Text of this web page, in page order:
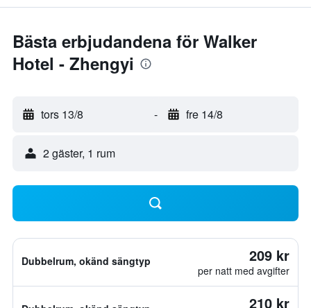
Bästa erbjudandena för Walker
Hotel - Zhengyi
tors 13/8 - fre 14/8
2 gäster, 1 rum
Dubbelrum, okänd sängtyp 209 kr
per natt med avgifter
210 kr